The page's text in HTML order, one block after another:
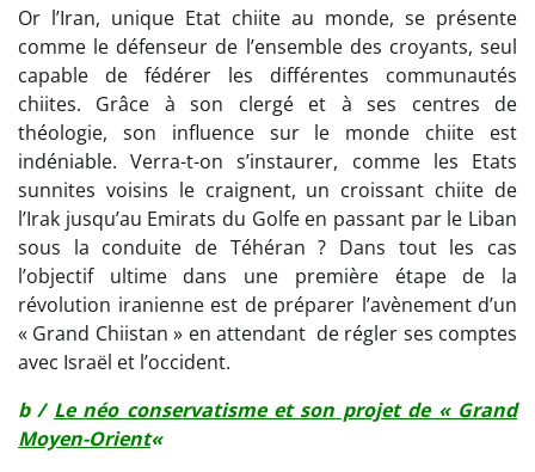
Or l’Iran, unique Etat chiite au monde, se présente
comme le défenseur de l’ensemble des croyants, seul
capable de fédérer les différentes communautés
chiites. Grâce à son clergé et à ses centres de
théologie, son influence sur le monde chiite est
indéniable. Verra-t-on s’instaurer, comme les Etats
sunnites voisins le craignent, un croissant chiite de
l’Irak jusqu’au Emirats du Golfe en passant par le Liban
sous la conduite de Téhéran ? Dans tout les cas
l’objectif ultime dans une première étape de la
révolution iranienne est de préparer l’avènement d’un
« Grand Chiistan » en attendant de régler ses comptes
avec Israël et l’occident.
b / Le néo conservatisme et son projet de « Grand
Moyen-Orient«